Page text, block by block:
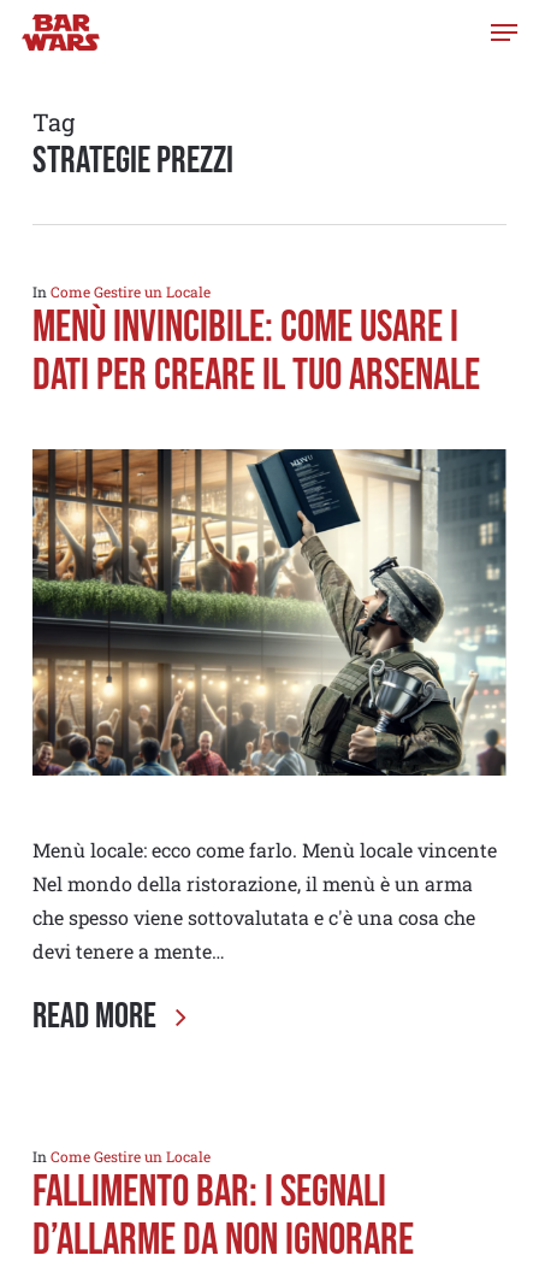
Skip
content
Tag
strategie prezzi
In Come Gestire un Locale
Menù invincibile: come usare i
dati per creare il tuo arsenale
Menù locale: ecco come farlo. Menù locale vincente
Nel mondo della ristorazione, il menù è un arma
che spesso viene sottovalutata e c'è una cosa che
devi tenere a mente…
Read More
In Come Gestire un Locale
Fallimento Bar: I Segnali
d’Allarme da Non Ignorare